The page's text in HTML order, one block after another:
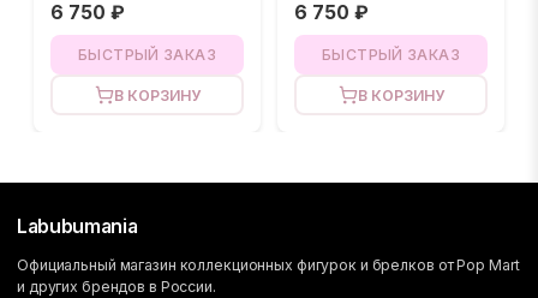
6 750 ₽
БЫСТРЫЙ ЗАКАЗ
В КОРЗИНУ
6 750 ₽
БЫСТРЫЙ ЗАКАЗ
В КОРЗИНУ
Labubumania
Официальный магазин коллекционных фигурок и брелков от Pop Mart
и других брендов в России.